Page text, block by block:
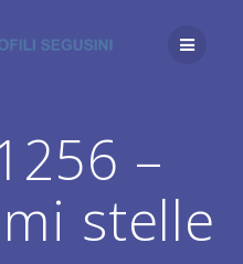
–
stelle